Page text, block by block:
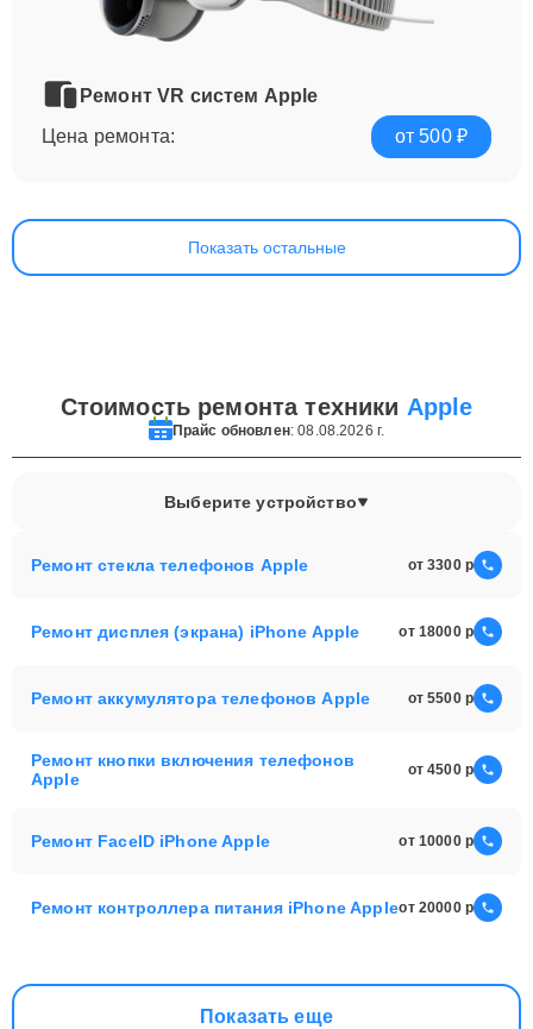
Ремонт VR систем Apple
Цена ремонта:
от 500 ₽
Показать остальные
Стоимость ремонта техники Apple
Прайс обновлен: 08.08.2026 г.
Выберите устройство
Ремонт стекла телефонов Apple от 3300
Ремонт дисплея (экрана) iPhone Apple от 18000
Ремонт аккумулятора телефонов Apple от 5500
Ремонт кнопки включения телефонов
Apple
от 4500
Ремонт FaceID iPhone Apple от 10000
Ремонт контроллера питания iPhone Appleот 20000
Показать еще